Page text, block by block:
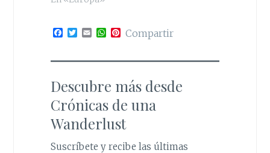
F
e
o
o
k
T
t
e
r
E
i
W
t
A
p
p
P
t
r
e
s
t
Compartir
Descubre más desde
Crónicas de una
Wanderlust
Suscríbete y recibe las últimas